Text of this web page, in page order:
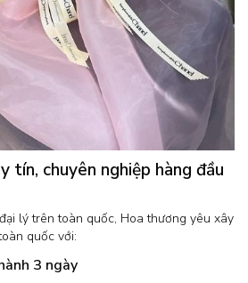
tín, chuyên nghiệp hàng đầu
lý trên toàn quốc, Hoa thương yêu xây
quốc với:
3 ngày